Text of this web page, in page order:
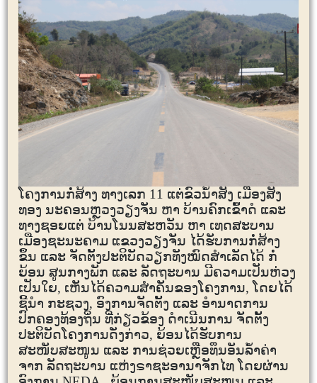
ໂຄງການກໍ່ສ້າງ ທາງເລກ 11 ແຕ່ຂົວນໍ້າສັງ ເມືອງສັງ
ທອງ ນະຄອນຫຼວງວຽງຈັນ ຫາ ບ້ານຄົກເຂົ້າດໍ ແລະ
ທາງຊອຍແຕ່ ບ້ານໂນນສະຫວັນ ຫາ ເທດສະບານ
ເມືອງຊະນະຄາມ ແຂວງວຽງຈັນ ໄດ້ຮັບການກໍ່ສ້າງ
ຂຶ້ນ ແລະ ຈັດຕັ້ງປະຕິບັດວຽກທັງໝົດສຳເລັດໄດ້ ກໍ່
ຍ້ອນ ສູນກາງພັກ ແລະ ລັດຖະບານ ມີຄວາມເປັນຫ່ວງ
ເປັນໃຍ, ເຫັນໄດ້ຄວາມສຳຄັນຂອງໂຄງການ, ໂດຍໄດ້
ຊີ້ນຳ ກະຊວງ, ອົງການຈັດຕັ້ງ ແລະ ອຳນາດການ
ປົກຄອງທ້ອງຖິ່ນ ທີ່ກ່ຽວຂ້ອງ ດຳເນີນການ ຈັດຕັ້ງ
ປະຕິບັດໂຄງການດັ່ງກ່າວ, ຍ້ອນໄດ້ຮັບການ
ສະໜັບສະໜູນ ແລະ ການຊ່ວຍເຫຼືອທຶນອັນລ້ຳຄ່າ
ຈາກ ລັດຖະບານ ແຫ່ງຣາຊະອານາຈັກໄທ ໂດຍຜ່ານ